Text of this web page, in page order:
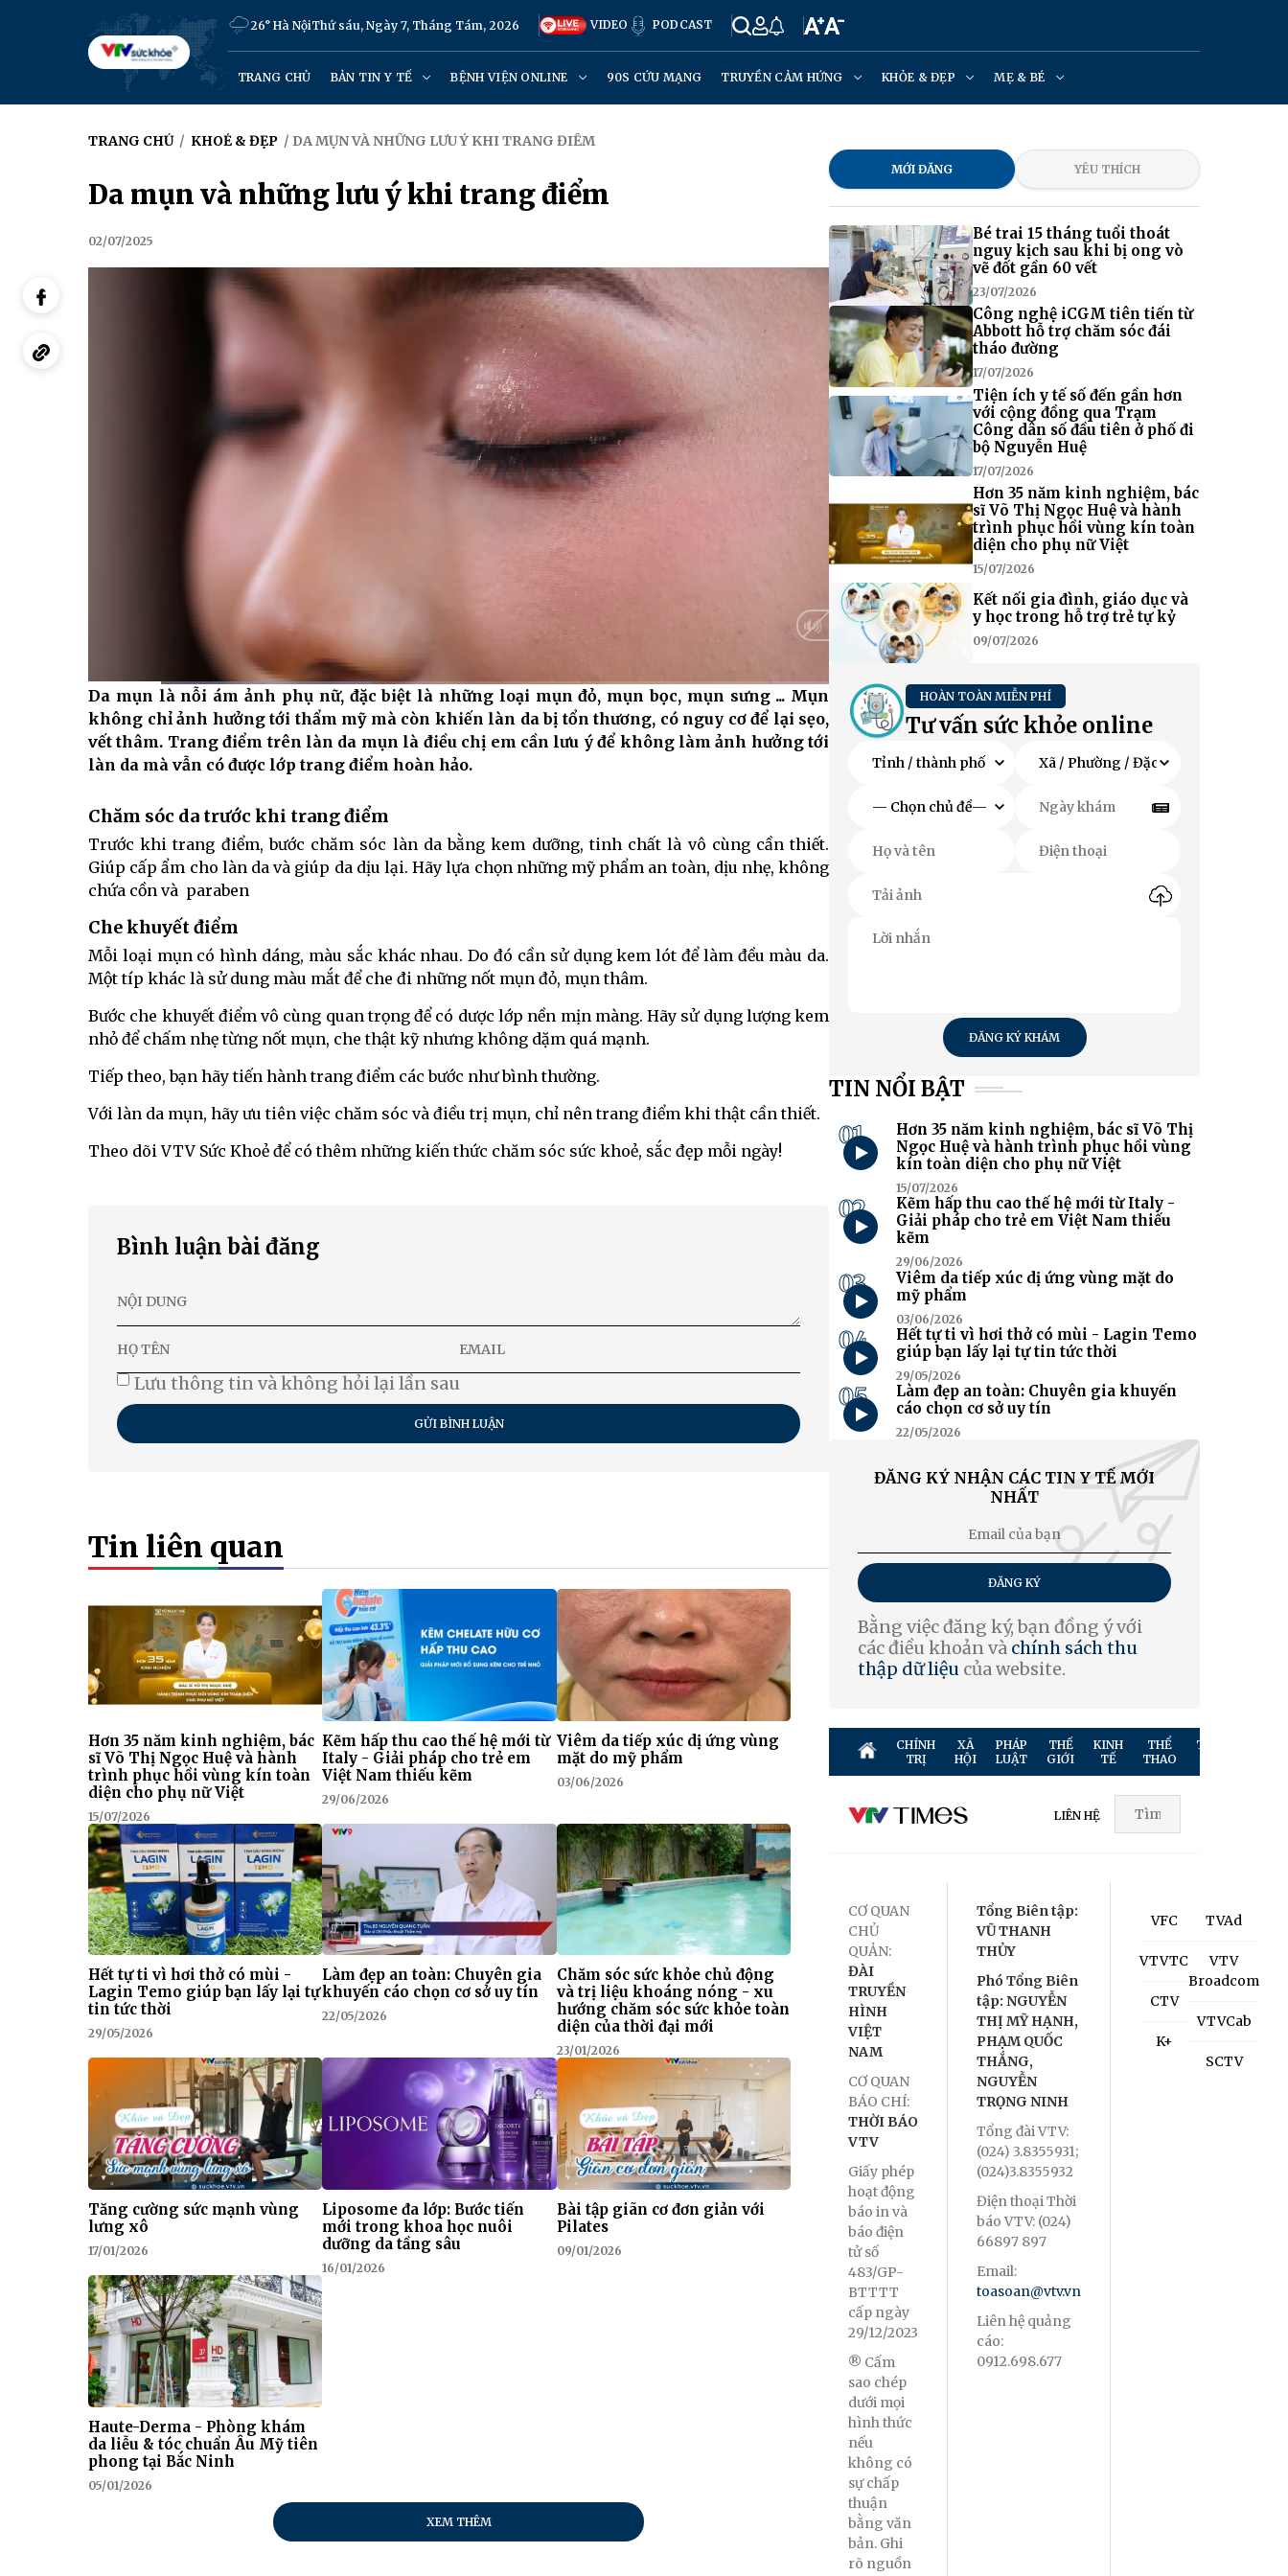
26° Hà NộiThứ sáu, Ngày 7, Tháng Tám, 2026 VIDEO PODCAST
TRANG CHỦ BẢN TIN Y TẾ BỆNH VIỆN ONLINE 90S CỨU MẠNG TRUYỀN CẢM HỨNG KHỎE & ĐẸP MẸ & BÉ
TRANG CHỦ / KHOẺ & ĐẸP / DA MỤN VÀ NHỮNG LƯU Ý KHI TRANG ĐIỂM
Da mụn và những lưu ý khi trang điểm
02/07/2025
Current
Time
0:11 / Duration
1:49 HD Auto
Da mụn là nỗi ám ảnh phụ nữ, đặc biệt là những loại mụn đỏ, mụn bọc, mụn sưng ... Mụn
không chỉ ảnh hưởng tới thẩm mỹ mà còn khiến làn da bị tổn thương, có nguy cơ để lại sẹo,
vết thâm. Trang điểm trên làn da mụn là điều chị em cần lưu ý để không làm ảnh hưởng tới
làn da mà vẫn có được lớp trang điểm hoàn hảo.
Chăm sóc da trước khi trang điểm
Trước khi trang điểm, bước chăm sóc làn da bằng kem dưỡng, tinh chất là vô cùng cần thiết.
Giúp cấp ẩm cho làn da và giúp da dịu lại. Hãy lựa chọn những mỹ phẩm an toàn, dịu nhẹ, không
chứa cồn và paraben
Che khuyết điểm
Mỗi loại mụn có hình dáng, màu sắc khác nhau. Do đó cần sử dụng kem lót để làm đều màu da.
Một típ khác là sử dung màu mắt để che đi những nốt mụn đỏ, mụn thâm.
Bước che khuyết điểm vô cùng quan trọng để có dược lớp nền mịn màng. Hãy sử dụng lượng kem
nhỏ để chấm nhẹ từng nốt mụn, che thật kỹ nhưng không dặm quá mạnh.
Tiếp theo, bạn hãy tiến hành trang điểm các bước như bình thường.
Với làn da mụn, hãy ưu tiên việc chăm sóc và điều trị mụn, chỉ nên trang điểm khi thật cần thiết.
Theo dõi VTV Sức Khoẻ để có thêm những kiến thức chăm sóc sức khoẻ, sắc đẹp mỗi ngày!
Bình luận bài đăng
Lưu thông tin và không hỏi lại lần sau
GỬI BÌNH LUẬN
Tin liên quan
Hơn 35 năm kinh nghiệm, bác
sĩ Võ Thị Ngọc Huệ và hành
trình phục hồi vùng kín toàn
diện cho phụ nữ Việt
15/07/2026
Kẽm hấp thu cao thế hệ mới từ
Italy - Giải pháp cho trẻ em
Việt Nam thiếu kẽm
29/06/2026
Viêm da tiếp xúc dị ứng vùng
mặt do mỹ phẩm
03/06/2026
Hết tự ti vì hơi thở có mùi -
Lagin Temo giúp bạn lấy lại tự
tin tức thời
29/05/2026
Làm đẹp an toàn: Chuyên gia
khuyến cáo chọn cơ sở uy tín
22/05/2026
Chăm sóc sức khỏe chủ động
và trị liệu khoáng nóng - xu
hướng chăm sóc sức khỏe toàn
diện của thời đại mới
23/01/2026
Tăng cường sức mạnh vùng
lưng xô
17/01/2026
Liposome đa lớp: Bước tiến
mới trong khoa học nuôi
dưỡng da tầng sâu
16/01/2026
Bài tập giãn cơ đơn giản với
Pilates
09/01/2026
Haute-Derma - Phòng khám
da liễu & tóc chuẩn Âu Mỹ tiên
phong tại Bắc Ninh
05/01/2026
XEM THÊM
MỚI ĐĂNG YÊU THÍCH
Bé trai 15 tháng tuổi thoát
nguy kịch sau khi bị ong vò
vẽ đốt gần 60 vết
23/07/2026
Công nghệ iCGM tiên tiến từ
Abbott hỗ trợ chăm sóc đái
tháo đường
17/07/2026
Tiện ích y tế số đến gần hơn
với cộng đồng qua Trạm
Công dân số đầu tiên ở phố đi
bộ Nguyễn Huệ
17/07/2026
Hơn 35 năm kinh nghiệm, bác
sĩ Võ Thị Ngọc Huệ và hành
trình phục hồi vùng kín toàn
diện cho phụ nữ Việt
15/07/2026
Kết nối gia đình, giáo dục và
y học trong hỗ trợ trẻ tự kỷ
09/07/2026
HOÀN TOÀN MIỄN PHÍ
Tư vấn sức khỏe online
ĐĂNG KÝ KHÁM
TIN NỔI BẬT
01
Hơn 35 năm kinh nghiệm, bác sĩ Võ Thị
Ngọc Huệ và hành trình phục hồi vùng
kín toàn diện cho phụ nữ Việt
15/07/2026
02
Kẽm hấp thu cao thế hệ mới từ Italy -
Giải pháp cho trẻ em Việt Nam thiếu
kẽm
29/06/2026
03
Viêm da tiếp xúc dị ứng vùng mặt do
mỹ phẩm
03/06/2026
04
Hết tự ti vì hơi thở có mùi - Lagin Temo
giúp bạn lấy lại tự tin tức thời
29/05/2026
05
Làm đẹp an toàn: Chuyên gia khuyến
cáo chọn cơ sở uy tín
22/05/2026
ĐĂNG KÝ NHẬN CÁC TIN Y TẾ MỚI
NHẤT
ĐĂNG KÝ
Bằng việc đăng ký, bạn đồng ý với
các điều khoản và chính sách thu
thập dữ liệu của website.
CHÍNH
TRỊ
XÃ
HỘI
PHÁP
LUẬT
THẾ
GIỚI
KINH
TẾ
THỂ
THAO
TRUYỀN
LIÊN HỆ
CƠ QUAN
CHỦ
QUẢN:
ĐÀI
TRUYỀN
HÌNH
VIỆT
NAM
CƠ QUAN
BÁO CHÍ:
THỜI BÁO
VTV
Giấy phép
hoạt động
báo in và
báo điện
tử số
483/GP-
BTTTT
cấp ngày
29/12/2023
® Cấm
sao chép
dưới mọi
hình thức
nếu
không có
sự chấp
thuận
bằng văn
bản. Ghi
rõ nguồn
Tổng Biên tập:
VŨ THANH
THỦY
Phó Tổng Biên
tập: NGUYỄN
THỊ MỸ HẠNH,
PHẠM QUỐC
THẮNG,
NGUYỄN
TRỌNG NINH
Tổng đài VTV:
(024) 3.8355931;
(024)3.8355932
Điện thoại Thời
báo VTV: (024)
66897 897
Email:
toasoan@vtv.vn
Liên hệ quảng
cáo:
0912.698.677
VFC
VTVTC
CTV
K+
TVAd
VTV
Broadcom
VTVCab
SCTV